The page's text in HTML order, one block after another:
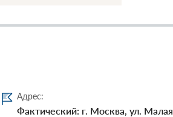
Адрес:
Фактический: г. Москва, ул. Малая